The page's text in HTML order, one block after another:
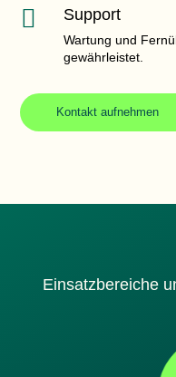
 Support
Wartung und
gewährleistet.
Kontakt aufnehmen
Einsatzbereiche